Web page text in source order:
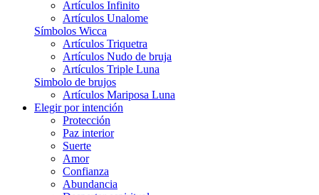
Artículos Infinito
Artículos Unalome
Símbolos Wicca
Artículos Triquetra
Artículos Nudo de bruja
Artículos Triple Luna
Simbolo de brujos
Artículos Mariposa Luna
Elegir por intención
Protección
Paz interior
Suerte
Amor
Confianza
Abundancia